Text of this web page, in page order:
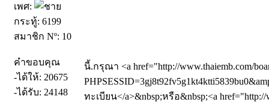
เพศ:
กระทู้: 6199
สมาชิก Nº: 10
คำขอบคุณ
-ได้ให้: 20675
-ได้รับ: 24148
นี้.กรุณา <a href="http://www.thaiemb.com/
ทะเบียน</a>&nbsp;หรือ&nbsp;<a href="http://